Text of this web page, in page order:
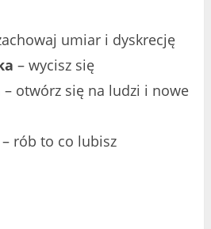
umiar i dyskrecję
– wycisz się
– otwórz się na ludzi i nowe
– rób to co lubisz